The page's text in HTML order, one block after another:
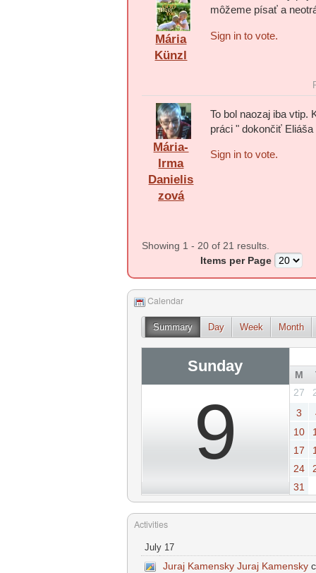
Mária
Künzl
môžeme písať a
Sign in to vote.
Mária-
Irma
Danielis
zová
To bol naozaj iba
práci " dokončiť
Sign in to vote.
Showing 1 - 20 of 21 results.
Items per Page
Calendar
Summary Day Week Month
Sunday
9
M
27
3
10
17
24
31
Activities
July 17
Juraj Kamensky Juraj Kamensky